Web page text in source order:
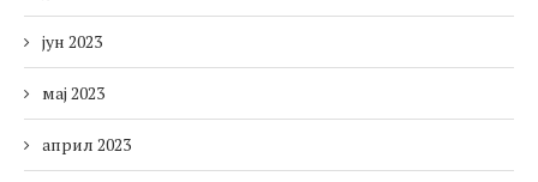
јун 2023
мај 2023
април 2023